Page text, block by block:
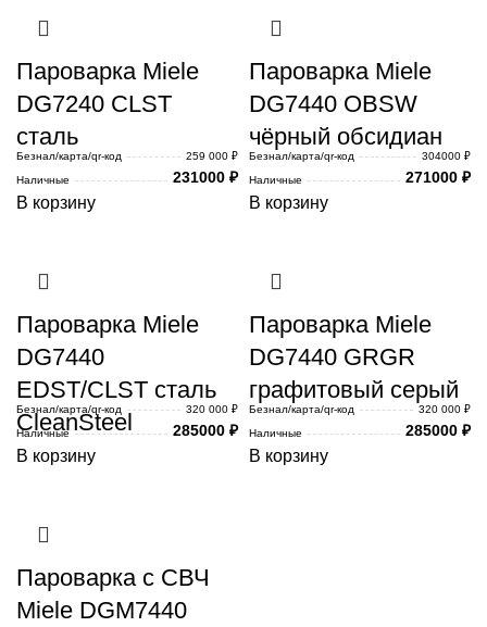
Пароварка Miele
DG7240 CLST
сталь
Безнал/карта/qr-код
259 000 ₽
Наличные
231000 ₽
В корзину
Пароварка Miele
DG7440 OBSW
чёрный обсидиан
Безнал/карта/qr-код
304000 ₽
Наличные
271000 ₽
В корзину
Пароварка Miele
DG7440
EDST/CLST сталь
CleanSteel
Безнал/карта/qr-код
320 000 ₽
Наличные
285000 ₽
В корзину
Пароварка Miele
DG7440 GRGR
графитовый серый
Безнал/карта/qr-код
320 000 ₽
Наличные
285000 ₽
В корзину
Пароварка с СВЧ
Miele DGM7440